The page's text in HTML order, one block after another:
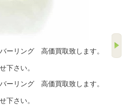
ーリング 高価買取致します。
下さい。
ーリング 高価買取致します。
下さい。